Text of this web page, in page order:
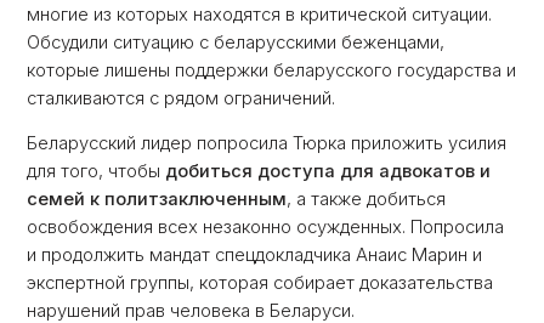
многие из которых находятся в критической ситуации.
Обсудили ситуацию с беларусскими беженцами,
которые лишены поддержки беларусского государства и
сталкиваются с рядом ограничений.
Беларусский лидер попросила Тюрка приложить усилия
для того, чтобы добиться доступа для адвокатов и
семей к политзаключенным, а также добиться
освобождения всех незаконно осужденных. Попросила
и продолжить мандат спецдокладчика Анаис Марин и
экспертной группы, которая собирает доказательства
нарушений прав человека в Беларуси.